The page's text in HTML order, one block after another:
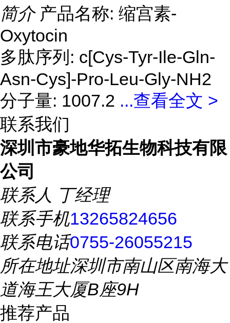
简介 产品名称: 缩宫素-
Oxytocin
多肽序列: c[Cys-Tyr-Ile-Gln-
Asn-Cys]-Pro-Leu-Gly-NH2
分子量: 1007.2 ...查看全文 >
联系我们
深圳市豪地华拓生物科技有限
公司
联系人 丁经理
联系手机13265824656
联系电话0755-26055215
所在地址深圳市南山区南海大
道海王大厦B座9H
推荐产品